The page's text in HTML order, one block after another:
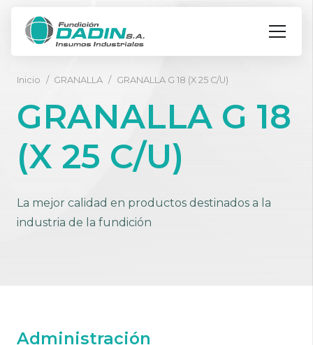
Inicio / GRANALLA / GRANALLA G 18 (X 25 C/U)
GRANALLA G 18
(X 25 C/U)
La mejor calidad en productos destinados a la
industria de la fundición
Administración